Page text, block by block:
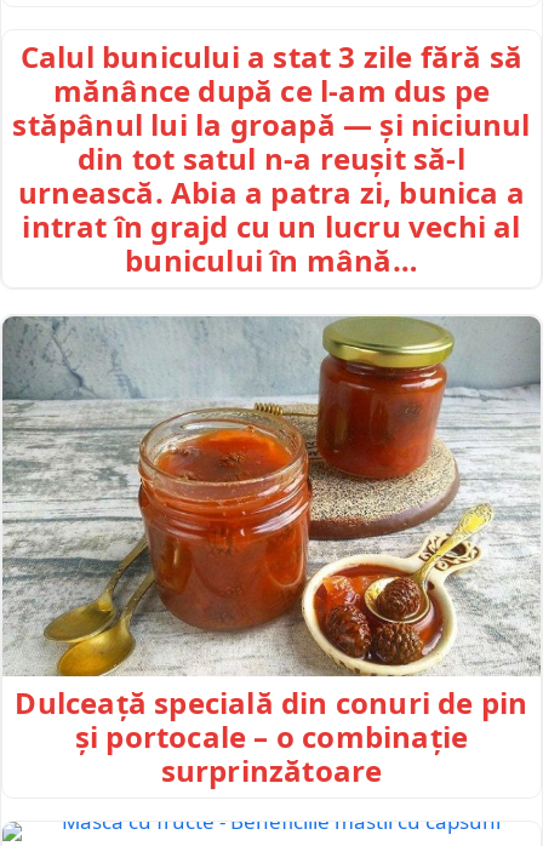
Calul bunicului a stat 3 zile fără să
mănânce după ce l-am dus pe
stăpânul lui la groapă — și niciunul
din tot satul n-a reușit să-l
urnească. Abia a patra zi, bunica a
intrat în grajd cu un lucru vechi al
bunicului în mână…
Dulceață specială din conuri de pin
și portocale – o combinație
surprinzătoare